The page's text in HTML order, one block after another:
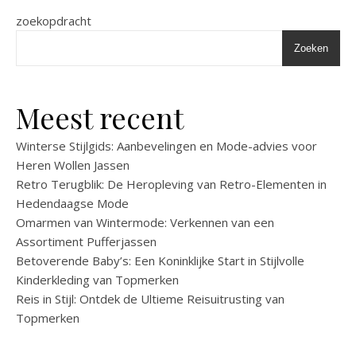
zoekopdracht
Zoeken
Meest recent
Winterse Stijlgids: Aanbevelingen en Mode-advies voor
Heren Wollen Jassen
Retro Terugblik: De Heropleving van Retro-Elementen in
Hedendaagse Mode
Omarmen van Wintermode: Verkennen van een
Assortiment Pufferjassen
Betoverende Baby’s: Een Koninklijke Start in Stijlvolle
Kinderkleding van Topmerken
Reis in Stijl: Ontdek de Ultieme Reisuitrusting van
Topmerken